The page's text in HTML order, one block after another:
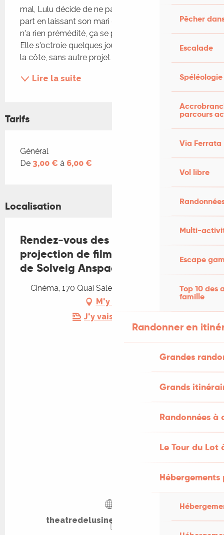
Pêcher
Escalade
Spéléologie
parcours
Via Ferrata
Vol libre
Multi-
Escape
Top 10 des
famille
Randonner en
Grandes
Grands
Randonnées
Le Tour du Lot
mal, Lulu décide de ne pas rentrer chez elle et
part en laissant son mari et ses trois enfants. Elle
n'a rien prémédité, ça se passe très simplement.
Elle s'octroie quelques jours de liberté, seule, sur
la côte, sans autre projet que d'en profiter...
Lire la suite
Tarifs
Tarifs 2026
Général
De 3,00 € à 6,00 €
Localisation
Rendez-vous des curieux -
projection de film : Lulu femme nue
de Solveig Anspach
Cinéma, 170 Quai Salesse, 46400 Saint-Céré
M'y rendre
J'y vais en train !
theatredelusine-saintcere.com